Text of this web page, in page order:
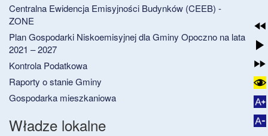
Centralna Ewidencja Emisyjności Budynków (CEEB) -
ZONE
Plan Gospodarki Niskoemisyjnej dla Gminy Opoczno na lata
2021 – 2027
Kontrola Podatkowa
Raporty o stanie Gminy
Gospodarka mieszkaniowa
Władze lokalne